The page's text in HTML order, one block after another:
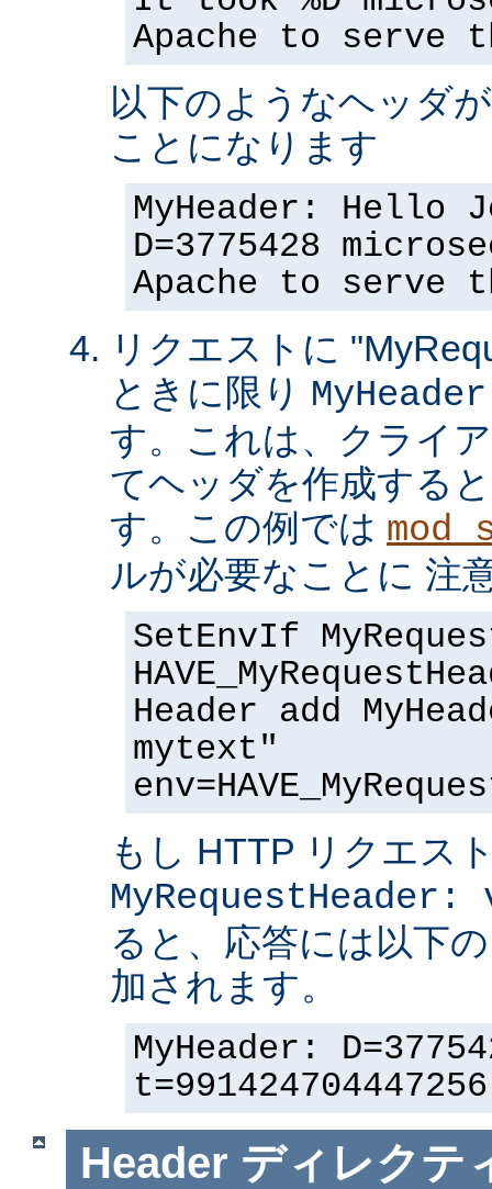
Apache to serve
以下のようなヘッダ
ことになります
MyHeader: Hello
D=3775428
Apache to serve
リクエストに
ときに限り MyHeader
す。これは、クライ
てヘッダを作成する
す。この例では
ルが必要なことに 注
SetEnvIf
Header add
mytext"
もし HTTP リクエス
MyRequestHeader:
ると、応答には以下
加されます。
MyHeader:
Header ディレクテ